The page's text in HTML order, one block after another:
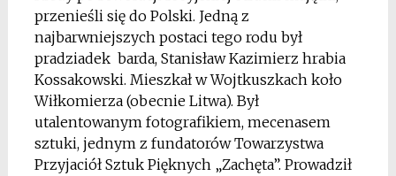
przenieśli się do Polski. Jedną z
najbarwniejszych postaci tego rodu był
pradziadek barda, Stanisław Kazimierz hrabia
Kossakowski. Mieszkał w Wojtkuszkach koło
Wiłkomierza (obecnie Litwa). Był
utalentowanym fotografikiem, mecenasem
sztuki, jednym z fundatorów Towarzystwa
Przyjaciół Sztuk Pięknych „Zachęta”. Prowadził